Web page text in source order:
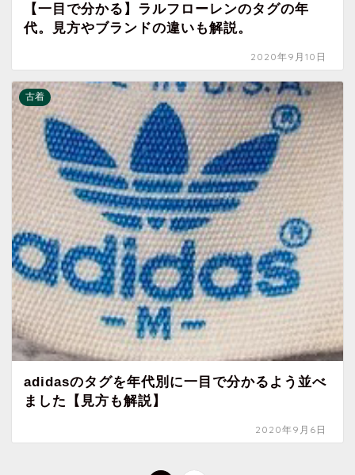
【一目で分かる】ラルフローレンのタグの年
代。見方やブランドの違いも解説。
2020年9月10日
古着
adidasのタグを年代別に一目で分かるよう並べ
ました【見方も解説】
2020年9月6日